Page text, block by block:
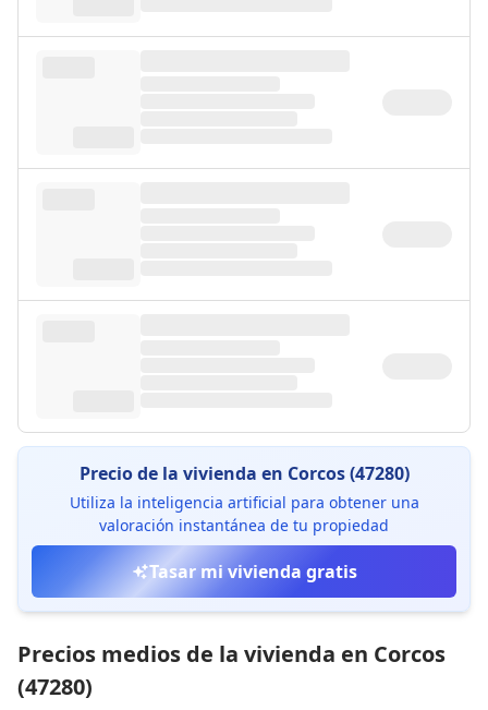
Precio de la vivienda en Corcos (47280)
Utiliza la inteligencia artificial para obtener una
valoración instantánea de tu propiedad
Tasar mi vivienda gratis
Precios medios de la vivienda en Corcos
(47280)